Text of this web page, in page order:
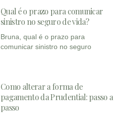
Qual é o prazo para comunicar
sinistro no seguro de vida?
Bruna, qual é o prazo para
comunicar sinistro no seguro
Como alterar a forma de
pagamento da Prudential: passo a
passo